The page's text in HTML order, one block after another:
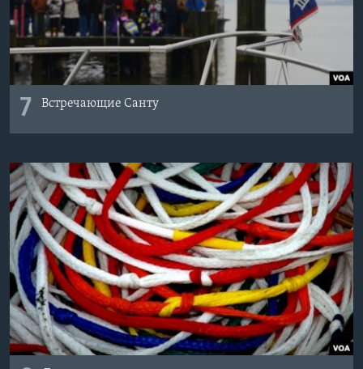
7 Встречающие Санту